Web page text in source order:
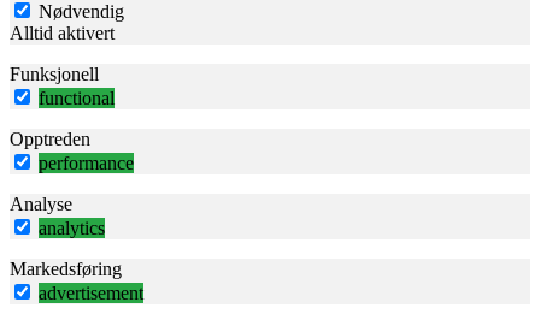
Nødvendig
Alltid aktivert
Funksjonell
functional
Opptreden
performance
Analyse
analytics
Markedsføring
advertisement